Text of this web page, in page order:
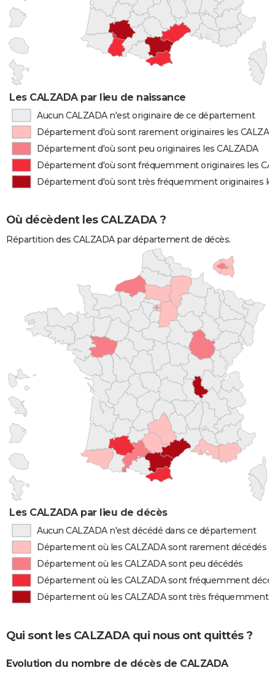
Les CALZADA par lieu de naissance
Aucun CALZADA n'est originaire de ce département
Département d'où sont rarement originaires les
Département d'où sont peu originaires les CALZADA
Département d'où sont fréquemment originaires les
Département d'où sont très fréquemment originaires
Où décèdent les CALZADA ?
Répartition des CALZADA par département de décès.
Les CALZADA par lieu de décès
Aucun CALZADA n'est décédé dans ce département
Département où les CALZADA sont rarement décédés
Département où les CALZADA sont peu décédés
Département où les CALZADA sont fréquemment
Département où les CALZADA sont très fréquemment
Qui sont les CALZADA qui nous ont quittés ?
Evolution du nombre de décès de CALZADA